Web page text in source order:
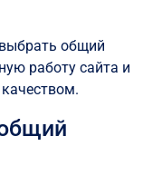
общий
работу сайта и